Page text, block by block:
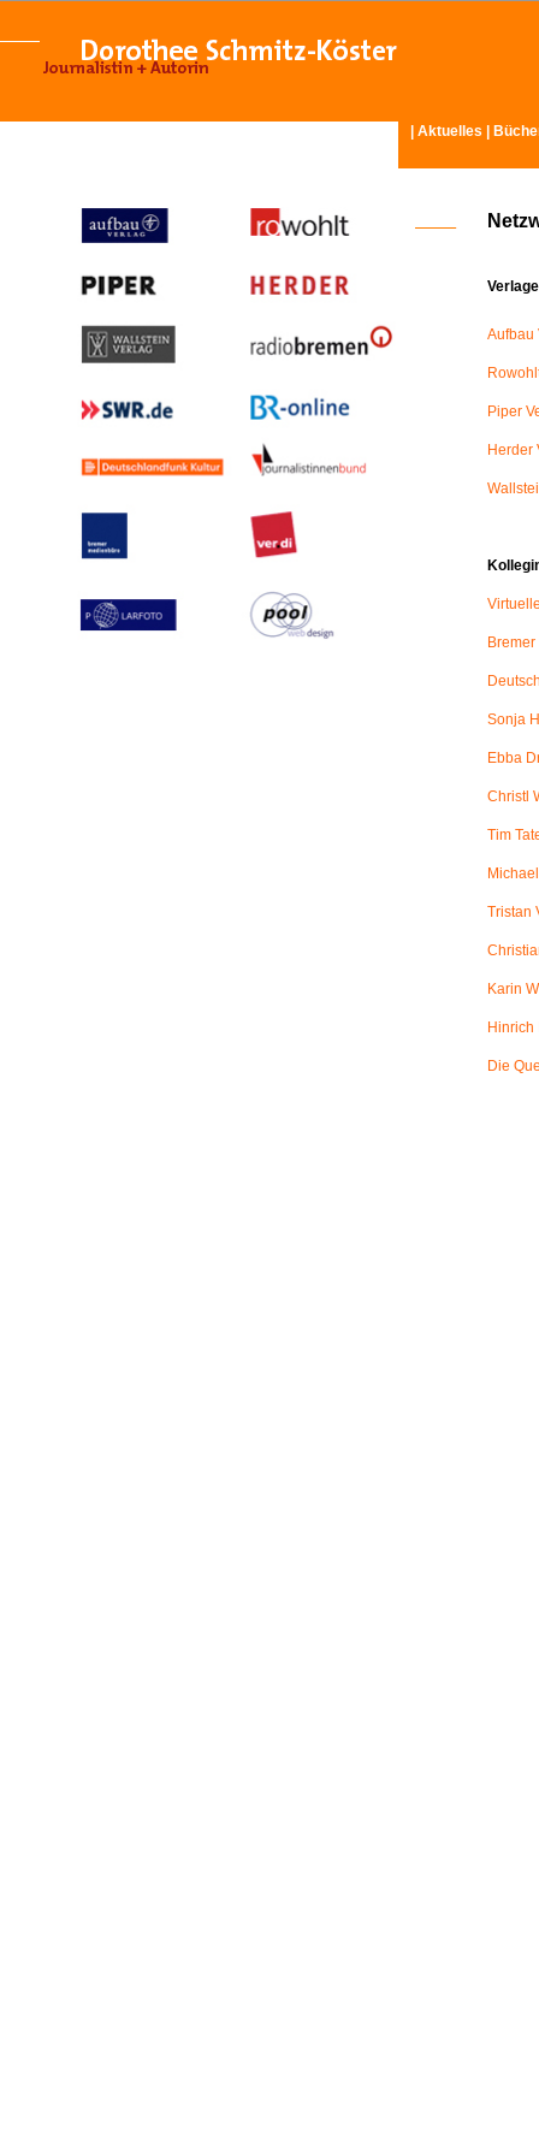
Aktuelles
Verlage
Aufbau
Piper
Herder
Sonja
Ebba
Christl
Tim
Tristan
Karin
Hinrich
Die